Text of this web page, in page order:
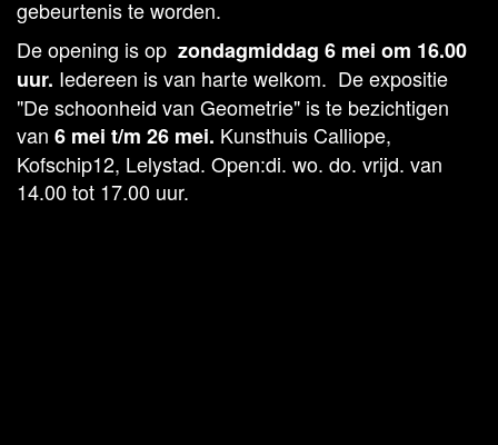
gebeurtenis te worden.
De opening is op zondagmiddag 6 mei om 16.00
uur. Iedereen is van harte welkom. De expositie
"De schoonheid van Geometrie" is te bezichtigen
van 6 mei t/m 26 mei. Kunsthuis Calliope,
Kofschip12, Lelystad. Open:di. wo. do. vrijd. van
14.00 tot 17.00 uur.